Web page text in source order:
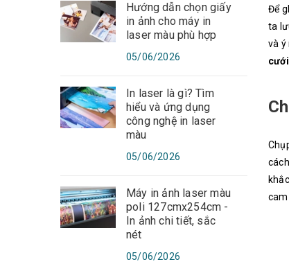
Hướng dẫn chọn giấy
in ảnh cho máy in
laser màu phù hợp
05/06/2026
In laser là gì? Tìm
hiểu và ứng dụng
công nghệ in laser
màu
05/06/2026
Máy in ảnh laser màu
poli 127cmx254cm -
In ảnh chi tiết, sắc
nét
05/06/2026
Để
ta
và ý
cưới
cam